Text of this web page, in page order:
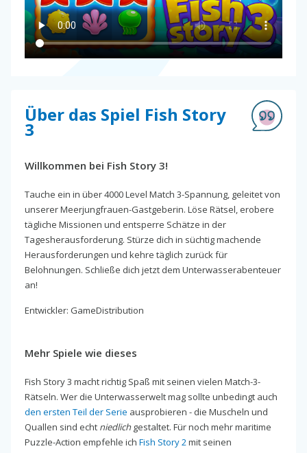
Über das Spiel Fish Story
3
Willkommen bei Fish Story 3!
Tauche ein in über 4000 Level Match 3-Spannung, geleitet von
unserer Meerjungfrauen-Gastgeberin. Löse Rätsel, erobere
tägliche Missionen und entsperre Schätze in der
Tagesherausforderung. Stürze dich in süchtig machende
Herausforderungen und kehre täglich zurück für
Belohnungen. Schließe dich jetzt dem Unterwasserabenteuer
an!
Entwickler: GameDistribution
Mehr Spiele wie dieses
Fish Story 3 macht richtig Spaß mit seinen vielen Match-3-
Rätseln. Wer die Unterwasserwelt mag sollte unbedingt auch
den ersten Teil der Serie ausprobieren - die Muscheln und
Quallen sind echt niedlichgestaltet. Für noch mehr maritime
Puzzle-Action empfehle ich Fish Story 2mit seinen